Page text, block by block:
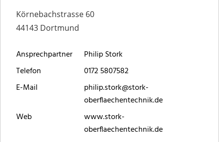
Körnebachstrasse 60
44143 Dortmund
Ansprechpartner
Philip Stork
Telefon
0172 5807582
E-Mail
philip.stork@stork-
oberflaechentechnik.de
Web
www.stork-
oberflaechentechnik.de